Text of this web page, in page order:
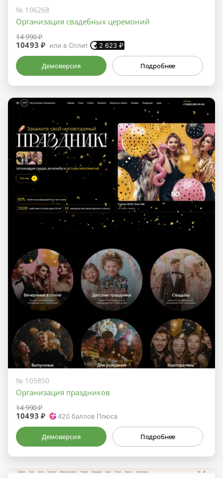
№ 106268
Организация свадебных церемоний
14 990 ₽
10493 ₽ или в Сплит 2 623 ₽
Демоверсия Подробнее
№ 105850
Организация праздников
14 990 ₽
10493 ₽ 420 баллов Плюса
Демоверсия Подробнее